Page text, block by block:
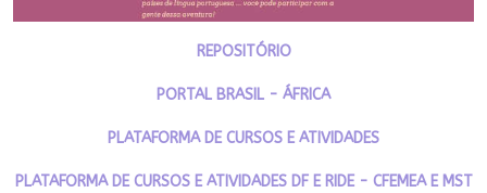
REPOSITÓRIO
PORTAL BRASIL - ÁFRICA
PLATAFORMA DE CURSOS E ATIVIDADES
PLATAFORMA DE CURSOS E ATIVIDADES DF E RIDE - CFEMEA E MST